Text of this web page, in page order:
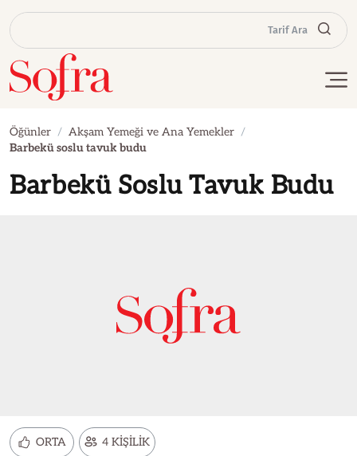
Tarif Ara
Öğünler
Akşam Yemeği ve Ana Yemekler
Barbekü soslu tavuk budu
Barbekü Soslu Tavuk Budu
ORTA 4 KİŞİLİK